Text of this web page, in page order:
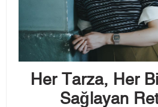
Her Tarza, Her
Sağlayan